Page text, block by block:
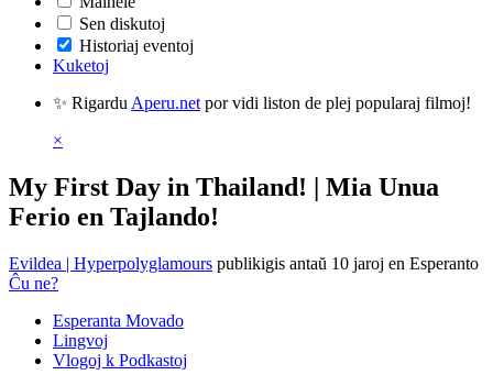
Sen diskutoj
Historiaj eventoj
Kuketoj
✨ Rigardu Aperu.net por vidi liston de plej popularaj filmoj!
×
My First Day in Thailand! | Mia Unua
Ferio en Tajlando!
Evildea | Hyperpolyglamours publikigis antaŭ 10 jaroj en Esperanto
Ĉu ne?
Esperanta Movado
Lingvoj
Vlogoj k Podkastoj